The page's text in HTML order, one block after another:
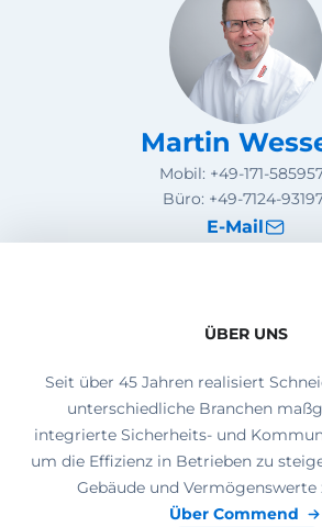
Martin
Mobil: +49-171-
Büro: +49-7124-
E-Mail
ÜBER UNS
Seit über 45 Jahren realisiert
unterschiedliche Branchen
integrierte Sicherheits- und
um die Effizienz in Betrieben zu
Gebäude und Vermögenswerte
Über Commend